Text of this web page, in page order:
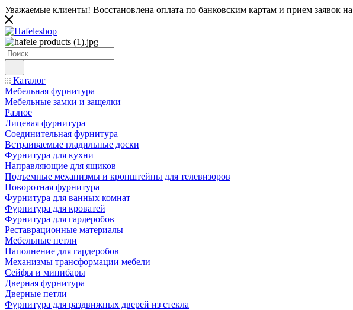
Уважаемые клиенты! Восстановлена оплата по банковским картам и прием заявок
Каталог
Мебельная фурнитура
Мебельные замки и защелки
Разное
Лицевая фурнитура
Соединительная фурнитура
Встраиваемые гладильные доски
Фурнитура для кухни
Направляющие для ящиков
Подъемные механизмы и кронштейны для телевизоров
Поворотная фурнитура
Фурнитура для ванных комнат
Фурнитура для кроватей
Фурнитура для гардеробов
Реставрационные материалы
Мебельные петли
Наполнение для гардеробов
Механизмы трансформации мебели
Сейфы и минибары
Дверная фурнитура
Дверные петли
Фурнитура для раздвижных дверей из стекла